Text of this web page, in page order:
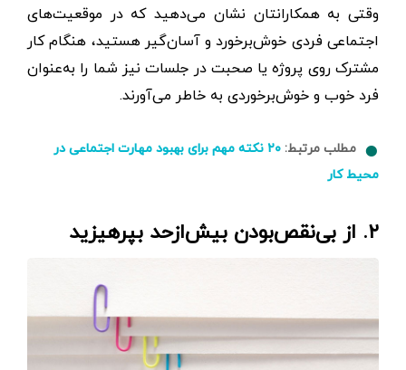
وقتی به همکارانتان نشان می‌دهید که در موقعیت‌های
اجتماعی فردی خوش‌برخورد و آسان‌گیر هستید، هنگام کار
مشترک روی پروژه یا صحبت در جلسات نیز شما را به‌عنوان
فرد خوب و خوش‌برخوردی به خاطر می‌آورند.
مطلب مرتبط:
۲۰ نکته مهم برای بهبود مهارت اجتماعی در
محیط کار
۲. از بی‌نقص‌بودن بیش‌از‌حد بپرهیزید